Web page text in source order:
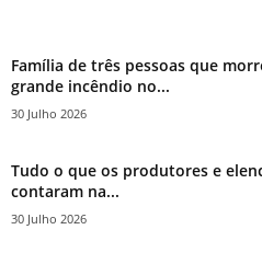
Família de três pessoas que
grande incêndio no...
30 Julho 2026
Tudo o que os produtores e
contaram na...
30 Julho 2026